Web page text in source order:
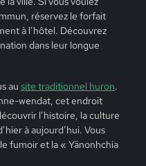
réservez le forfait
à l’hôtel. Découvrez
dans leur longue
au site traditionnel huron.
wendat, cet endroit
l’histoire, la culture
à aujourd’hui. Vous
fumoir et la « Yänonhchia